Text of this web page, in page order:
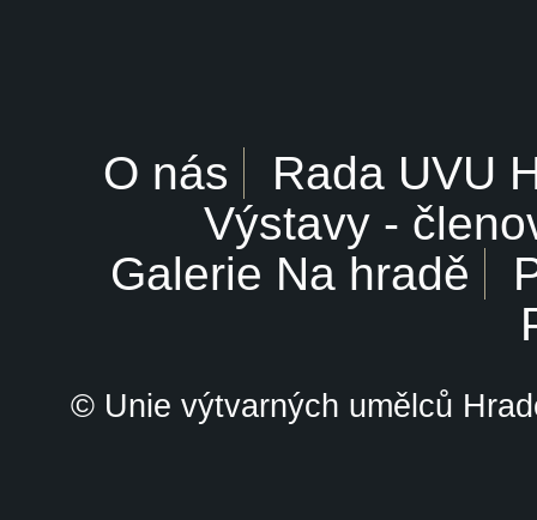
O nás
Rada UVU
Výstavy -
Galerie Na hradě
© Unie výtvarných umělců